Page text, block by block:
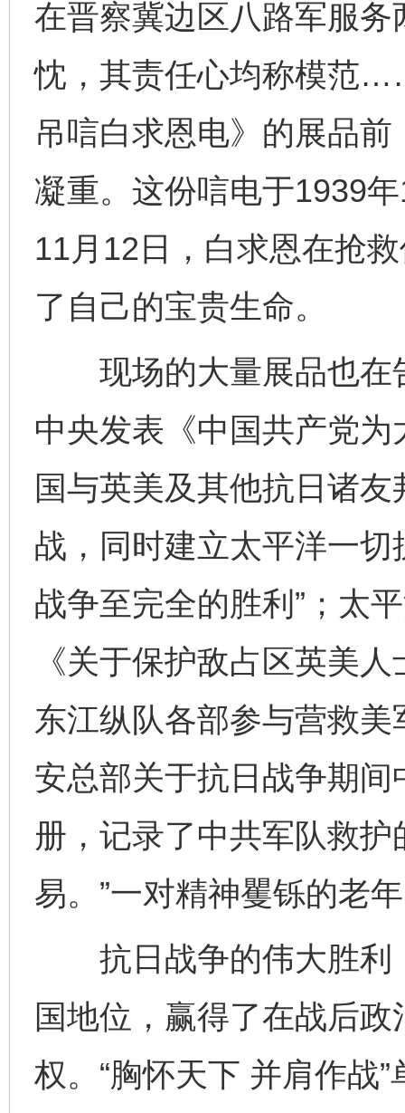
在晋察冀边区八路军服
忱，其责任心均称模范
吊唁白求恩电》的展品
凝重。这份唁电于1939
11月12日，白求恩在抢
了自己的宝贵生命。
现场的大量展品也在
中央发表《中国共产党
国与英美及其他抗日诸
战，同时建立太平洋一
战争至完全的胜利”；太
《关于保护敌占区英美
东江纵队各部参与营救
安总部关于抗日战争期
册，记录了中共军队救
易。”一对精神矍铄的老
抗日战争的伟大胜利
国地位，赢得了在战后
权。“胸怀天下 并肩作战